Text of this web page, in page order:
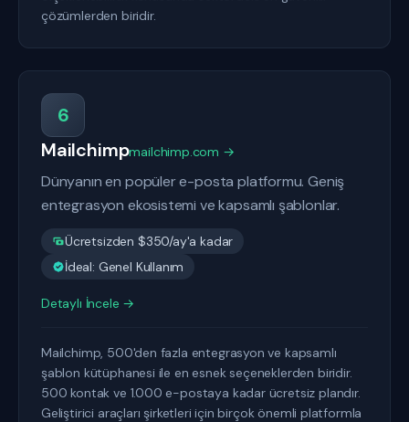
çözümlerden biridir.
6
Mailchimpmailchimp.com →
Dünyanın en popüler e-posta platformu. Geniş
entegrasyon ekosistemi ve kapsamlı şablonlar.
Ücretsizden $350/ay'a kadar
İdeal: Genel Kullanım
Detaylı İncele →
Mailchimp, 500'den fazla entegrasyon ve kapsamlı
şablon kütüphanesi ile en esnek seçeneklerden biridir.
500 kontak ve 1.000 e-postaya kadar ücretsiz plandır.
Geliştirici araçları şirketleri için birçok önemli platformla